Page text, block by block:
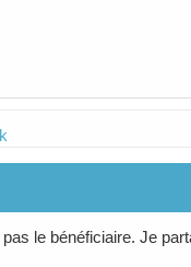
le bénéficiaire. Je